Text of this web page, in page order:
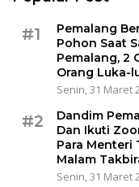
#1
Pemalang
Pohon Saat
Pemalang, 2
Orang Luka-
Senin, 31 Maret
#2
Dandim
Dan Ikuti
Para Menteri
Malam
Senin, 31 Maret